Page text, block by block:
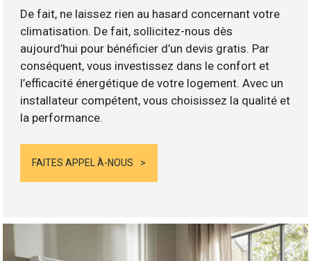
De fait, ne laissez rien au hasard concernant votre
climatisation. De fait, sollicitez-nous dès
aujourd’hui pour bénéficier d’un devis gratis. Par
conséquent, vous investissez dans le confort et
l’efficacité énergétique de votre logement. Avec un
installateur compétent, vous choisissez la qualité et
la performance.
FAITES APPEL À-NOUS